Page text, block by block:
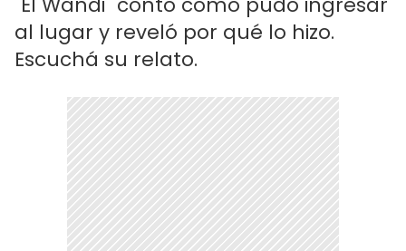
al lugar y reveló por qué lo hizo.
Escuchá su relato.